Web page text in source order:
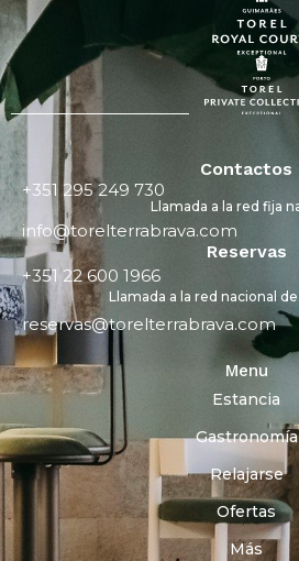
Contactos
+351 295 249 730
Llamada a la red fija
info@torelterrabrava.com
Reservas
+351 22 600 1966
Llamada a la red nacional
reservas@torelterrabrava.com
Menu
Estancia
Gastronomía
Relajarse
Ofertas
Más